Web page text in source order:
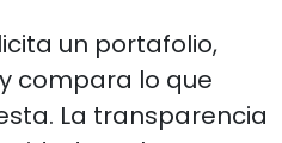
un portafolio,
compara lo que
La transparencia